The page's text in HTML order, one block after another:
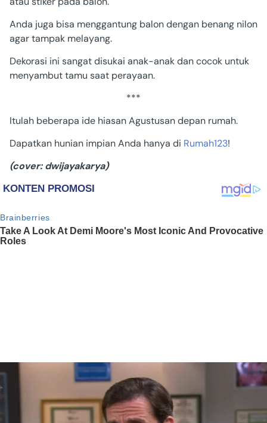
Anda juga bisa menggantung balon dengan benang nilon
agar tampak melayang.
Dekorasi ini sangat disukai anak-anak dan cocok untuk
menyambut tamu saat perayaan.
***
Itulah beberapa ide hiasan Agustusan depan rumah.
Dapatkan hunian impian Anda hanya di Rumah123!
(cover: dwijayakarya)